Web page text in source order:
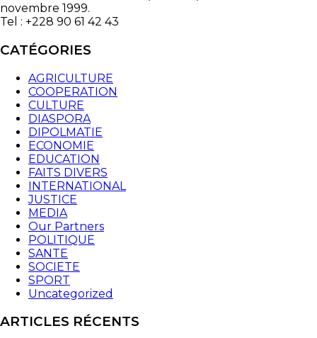
novembre 1999.
Tel : +228 90 61 42 43
CATÉGORIES
AGRICULTURE
COOPERATION
CULTURE
DIASPORA
DIPOLMATIE
ECONOMIE
EDUCATION
FAITS DIVERS
INTERNATIONAL
JUSTICE
MEDIA
Our Partners
POLITIQUE
SANTE
SOCIETE
SPORT
Uncategorized
ARTICLES RÉCENTS